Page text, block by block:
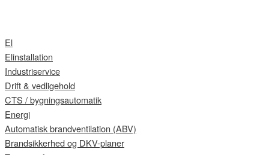
El
Elinstallation
Industriservice
Drift & vedligehold
CTS / bygningsautomatik
Energi
Automatisk brandventilation (ABV)
Brandsikkerhed og DKV-planer